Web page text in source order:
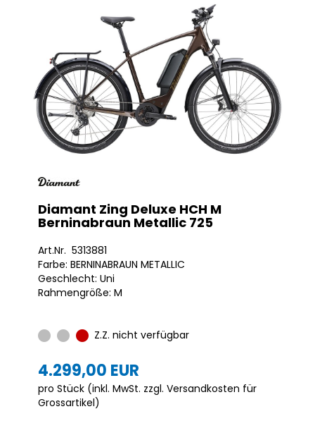
Diamant Zing Deluxe HCH M
Berninabraun Metallic 725
Art.Nr. 5313881
Farbe: BERNINABRAUN METALLIC
Geschlecht: Uni
Rahmengröße: M
Z.Z. nicht verfügbar
4.299,00 EUR
pro Stück (inkl. MwSt. zzgl. Versandkosten für
Grossartikel)